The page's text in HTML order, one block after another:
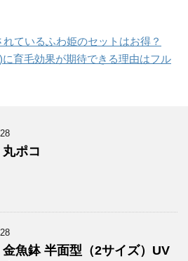
ているふわ姫のセットはお得？
に育毛効果が期待できる理由はフル
ポコ
魚鉢 半面型（2サイズ）UV